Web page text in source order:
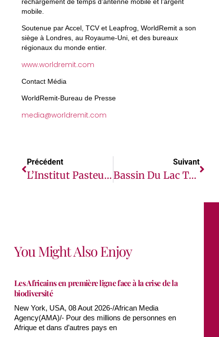
mobile.
Soutenue par Accel, TCV et Leapfrog, WorldRemit a son
siège à Londres, au Royaume-Uni, et des bureaux
régionaux du monde entier.
www.worldremit.com
Contact Média
WorldRemit-Bureau de Presse
media@worldremit.com
Précédent
L’Institut Pasteur De Dakar, L’ARC, L’OOAS Et AfriCatalyst Forment Un Partenariat Pour Renforcer La Réponse Et La Préparation Aux Épidémies
Suivant
Bassin Du Lac Tchad : 5,5 Millions De Personnes Seront En Situation D’insécurité Alimentaire Grave (OCHA)
You Might Also Enjoy
Les Africains en première ligne face à la crise de la
biodiversité
New York, USA, 08 Aout 2026-/African Media
Agency(AMA)/- Pour des millions de personnes en
Afrique et dans d’autres pays en